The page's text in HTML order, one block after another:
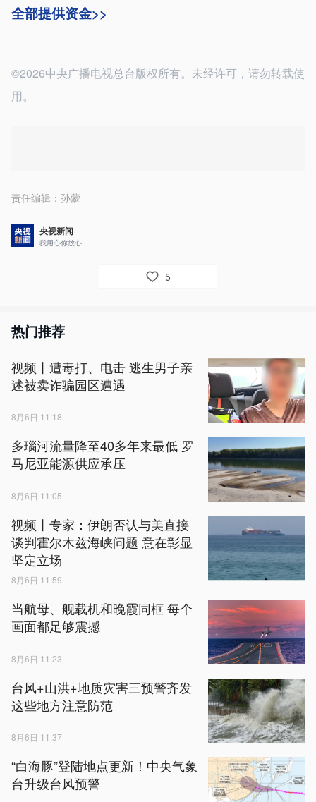
全部提供资金>>
©2026中央广播电视总台版权所有。未经许可，请勿转载使
用。
责任编辑： 孙蒙
央视新闻
我用心你放心
5
热门推荐
视频丨遭毒打、电击 逃生男子亲
述被卖诈骗园区遭遇
8月6日 11:18
多瑙河流量降至40多年来最低 罗
马尼亚能源供应承压
8月6日 11:05
视频丨专家：伊朗否认与美直接
谈判霍尔木兹海峡问题 意在彰显
坚定立场
8月6日 11:59
当航母、舰载机和晚霞同框 每个
画面都足够震撼
8月6日 11:23
台风+山洪+地质灾害三预警齐发
这些地方注意防范
8月6日 11:37
“白海豚”登陆地点更新！中央气象
台升级台风预警